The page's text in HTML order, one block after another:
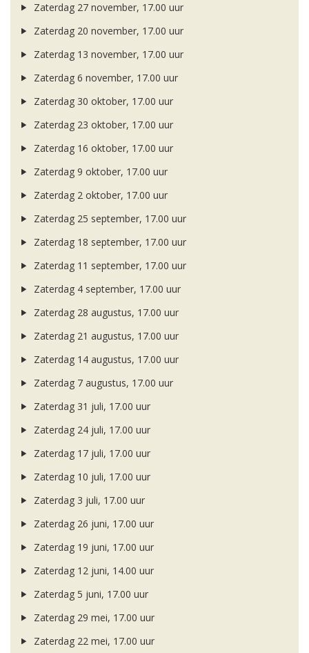
Zaterdag 27 november, 17.00 uur
Zaterdag 20 november, 17.00 uur
Zaterdag 13 november, 17.00 uur
Zaterdag 6 november, 17.00 uur
Zaterdag 30 oktober, 17.00 uur
Zaterdag 23 oktober, 17.00 uur
Zaterdag 16 oktober, 17.00 uur
Zaterdag 9 oktober, 17.00 uur
Zaterdag 2 oktober, 17.00 uur
Zaterdag 25 september, 17.00 uur
Zaterdag 18 september, 17.00 uur
Zaterdag 11 september, 17.00 uur
Zaterdag 4 september, 17.00 uur
Zaterdag 28 augustus, 17.00 uur
Zaterdag 21 augustus, 17.00 uur
Zaterdag 14 augustus, 17.00 uur
Zaterdag 7 augustus, 17.00 uur
Zaterdag 31 juli, 17.00 uur
Zaterdag 24 juli, 17.00 uur
Zaterdag 17 juli, 17.00 uur
Zaterdag 10 juli, 17.00 uur
Zaterdag 3 juli, 17.00 uur
Zaterdag 26 juni, 17.00 uur
Zaterdag 19 juni, 17.00 uur
Zaterdag 12 juni, 14.00 uur
Zaterdag 5 juni, 17.00 uur
Zaterdag 29 mei, 17.00 uur
Zaterdag 22 mei, 17.00 uur